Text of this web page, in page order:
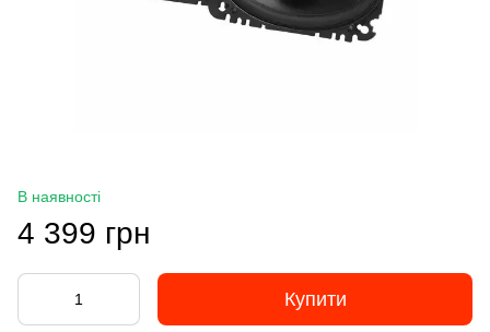
В наявності
4 399 грн
Купити